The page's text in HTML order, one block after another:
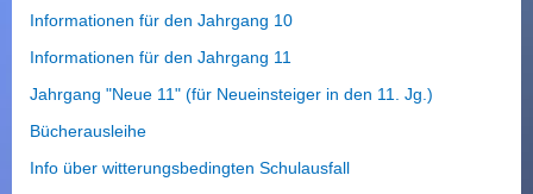
Informationen für den Jahrgang 10
Informationen für den Jahrgang 11
Jahrgang "Neue 11" (für Neueinsteiger in den 11. Jg.)
Bücherausleihe
Info über witterungsbedingten Schulausfall